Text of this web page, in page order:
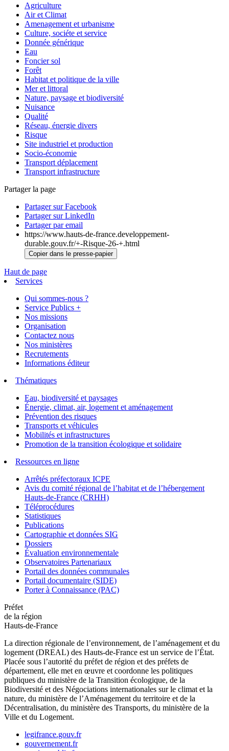
Agriculture
Air et Climat
Amenagement et urbanisme
Culture, sociéte et service
Donnée générique
Eau
Foncier sol
Forêt
Habitat et politique de la ville
Mer et littoral
Nature, paysage et biodiversité
Nuisance
Qualité
Réseau, énergie divers
Risque
Site industriel et production
Socio-économie
Transport déplacement
Transport infrastructure
Partager la page
Partager sur Facebook
Partager sur LinkedIn
Partager par email
https://www.hauts-de-france.developpement-
durable.gouv.fr/+-Risque-26-+.html
Copier dans le presse-papier
Haut de page
Services
Qui sommes-nous ?
Service Publics +
Nos missions
Organisation
Contactez nous
Nos ministères
Recrutements
Informations éditeur
Thématiques
Eau, biodiversité et paysages
Énergie, climat, air, logement et aménagement
Prévention des risques
Transports et véhicules
Mobilités et infrastructures
Promotion de la transition écologique et solidaire
Ressources en ligne
Arrêtés préfectoraux ICPE
Avis du comité régional de l’habitat et de l’hébergement
Hauts-de-France (CRHH)
Téléprocédures
Statistiques
Publications
Cartographie et données SIG
Dossiers
Évaluation environnementale
Observatoires Partenariaux
Portail des données communales
Portail documentaire (SIDE)
Porter à Connaissance (PAC)
Préfet
de la région
Hauts-de-France
La direction régionale de l’environnement, de l’aménagement et du
logement (DREAL) des Hauts-de-France est un service de l’État.
Placée sous l’autorité du préfet de région et des préfets de
département, elle met en œuvre et coordonne les politiques
publiques du ministère de la Transition écologique, de la
Biodiversité et des Négociations internationales sur le climat et la
nature, du ministère de l’Aménagement du territoire et de la
Décentralisation, du ministère des Transports, du ministère de la
Ville et du Logement.
legifrance.gouv.fr
gouvernement.fr